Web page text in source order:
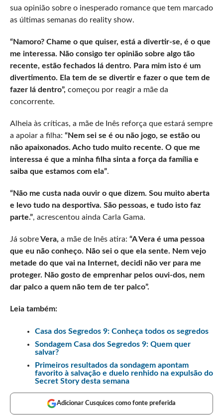
sua opinião sobre o inesperado romance que tem marcado
as últimas semanas do reality show.
“Namoro? Chame o que quiser, está a divertir-se, é o que
me interessa. Não consigo ter opinião sobre algo tão
recente, estão fechados lá dentro. Para mim isto é um
divertimento. Ela tem de se divertir e fazer o que tem de
fazer lá dentro”, começou por reagir a mãe da
concorrente.
Alheia às críticas, a mãe de Inês reforça que estará sempre
a apoiar a filha: “Nem sei se é ou não jogo, se estão ou
não apaixonados. Acho tudo muito recente. O que me
interessa é que a minha filha sinta a força da família e
saiba que estamos com ela”.
“Não me custa nada ouvir o que dizem. Sou muito aberta
e levo tudo na desportiva. São pessoas, e tudo isto faz
parte.”, acrescentou ainda Carla Gama.
Já sobreVera, a mãe de Inês atira: “A Vera é uma pessoa
que eu não conheço. Não sei o que ela sente. Nem vejo
metade do que vai na Internet, decidi não ver para me
proteger. Não gosto de emprenhar pelos ouvi-dos, nem
dar palco a quem não tem de ter palco”.
Leia também:
Casa dos Segredos 9: Conheça todos os segredos
Sondagem Casa dos Segredos 9: Quem quer
salvar?
Primeiros resultados da sondagem apontam
favorito à salvação e duelo renhido na expulsão do
Secret Story desta semana
Adicionar Cusquices como fonte preferida